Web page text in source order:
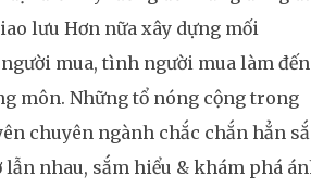
lưu Hơn nữa xây dựng mối
mua, tình người mua làm đến
môn. Những tổ nóng cộng trong
chuyên ngành chắc chắn hẳn
lẫn nhau, sắm hiểu & khám phá